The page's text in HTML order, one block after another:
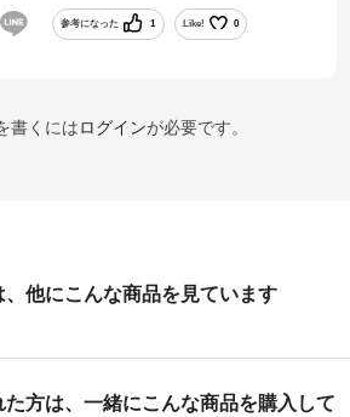
参考になった 1 Like! 0
書くにはログインが必要です。
、他にこんな商品を見ています
方は、一緒にこんな商品を購入して